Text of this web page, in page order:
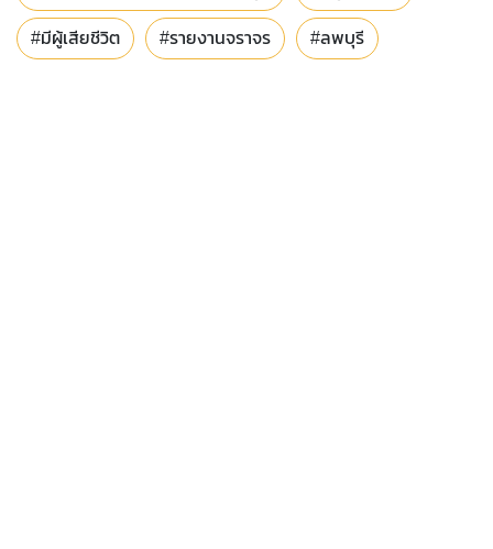
#มีผู้เสียชีวิต #รายงานจราจร #ลพบุรี